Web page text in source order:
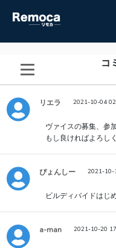
コ
リエラ 2021-10-04
ヴァイスの募集、参
もし良ければよろし
ぴょんしー 2021-10-
ビルディバイドはじ
a-man 2021-10-20